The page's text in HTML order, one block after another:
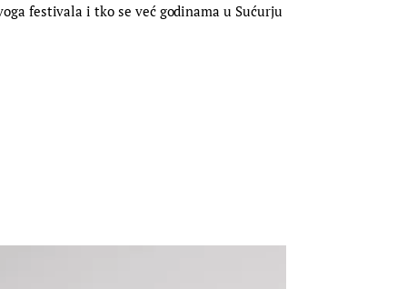
festivala i tko se već godinama u Sućurju